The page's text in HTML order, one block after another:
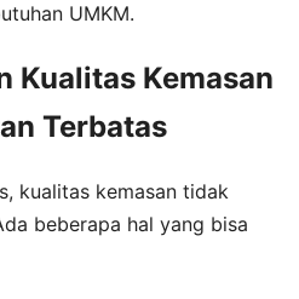
UMKM.
Kualitas Kemasan
Terbatas
kualitas kemasan tidak
beberapa hal yang bisa